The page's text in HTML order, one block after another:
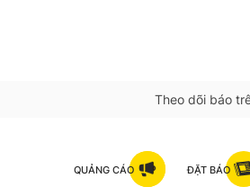
Theo dõi báo
QUẢNG CÁO ĐẶT BÁO